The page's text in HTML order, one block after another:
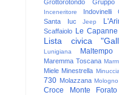
Grottorotondo
Gruppo
Inceneritore Indovinelli
Santa
Iuc Jeep
Scaffaiolo Le Capanne
Lista civica
Lunigiana Maltempo
Maremma Toscana
Miele Minestrella
730 Molazzana Mologno
Croce
Monte Forato